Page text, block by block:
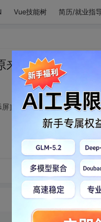
Vue技能树 简历/就业指
镁铝在这[舔屏][
屏]
转发到动态 举报